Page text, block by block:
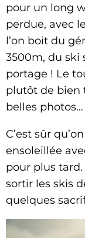
pour un long
perdue, avec
l’on boit du
3500m, du ski
portage ! Le
plutôt de bien
belles photos…
C’est sûr
ensoleillée
pour plus
sortir les skis
quelques